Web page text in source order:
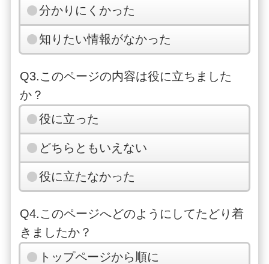
分かりにくかった
知りたい情報がなかった
Q3.このページの内容は役に立ちました
か？
役に立った
どちらともいえない
役に立たなかった
Q4.このページへどのようにしてたどり着
きましたか？
トップページから順に